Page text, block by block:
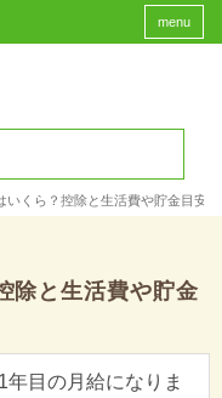
menu
くら？控除と生活費や貯金目安も
除と生活費や貯金
目の月給になりま